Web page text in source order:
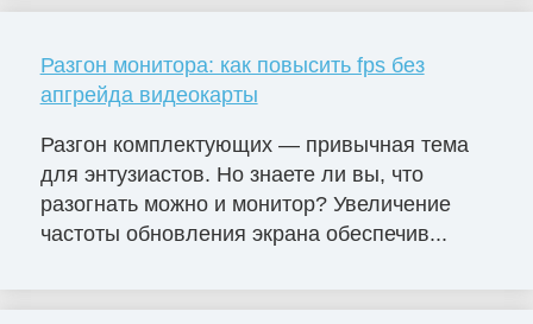
Разгон монитора: как повысить fps без
апгрейда видеокарты
Разгон комплектующих — привычная тема
для энтузиастов. Но знаете ли вы, что
разогнать можно и монитор? Увеличение
частоты обновления экрана обеспечив...